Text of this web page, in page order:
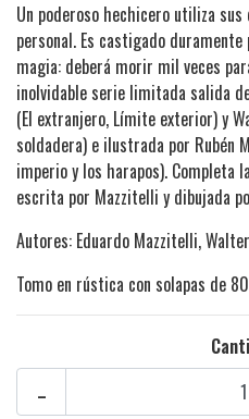
Un poderoso hechicero utiliza
personal. Es castigado
magia: deberá morir mil veces
inolvidable serie limitada salida
(El extranjero, Límite exterior) y
soldadera) e ilustrada por Rubén
imperio y los harapos).
escrita por Mazzitelli y dibujada
Autores: Eduardo Mazzitelli,
Tomo en rústica con solapas de
-